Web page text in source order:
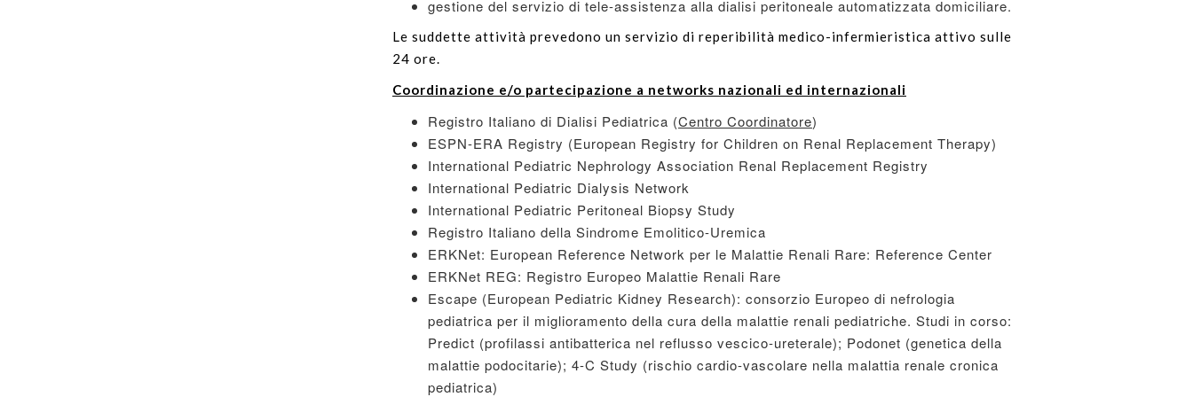
gestione del servizio di tele-assistenza alla dialisi peritoneale automatizzata domiciliare.
Le suddette attività prevedono un servizio di reperibilità medico-infermieristica attivo sulle
24 ore.
Coordinazione e/o partecipazione a networks nazionali ed internazionali
Registro Italiano di Dialisi Pediatrica (Centro Coordinatore)
ESPN-ERA Registry (European Registry for Children on Renal Replacement Therapy)
International Pediatric Nephrology Association Renal Replacement Registry
International Pediatric Dialysis Network
International Pediatric Peritoneal Biopsy Study
Registro Italiano della Sindrome Emolitico-Uremica
ERKNet: European Reference Network per le Malattie Renali Rare: Reference Center
ERKNet REG: Registro Europeo Malattie Renali Rare
Escape (European Pediatric Kidney Research): consorzio Europeo di nefrologia
pediatrica per il miglioramento della cura della malattie renali pediatriche. Studi in corso:
Predict (profilassi antibatterica nel reflusso vescico-ureterale); Podonet (genetica della
malattie podocitarie); 4-C Study (rischio cardio-vascolare nella malattia renale cronica
pediatrica)